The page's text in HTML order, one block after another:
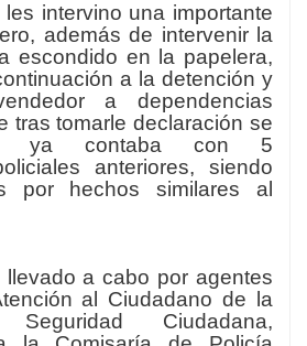
intervino una importante
además de intervenir la
escondido en la papelera,
a la detención y
a dependencias
tras tomarle declaración se
ya contaba con 5
anteriores, siendo
por hechos similares al
llevado a cabo por agentes
al Ciudadano de la
Ciudadana,